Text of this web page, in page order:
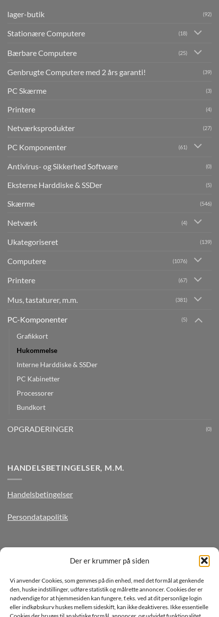
Der er krummer på siden
Vi anvender Cookies, som gemmes på din enhed, med det formål at genkende
den, huske indstillinger, udføre statistik og målrette annoncer. Cookies der er
nødvendige for at hjemmesiden kan fungere, f.eks. ved at dit personlige login
eller indkøbskurv huskes mellem sideskift, kan ikke deaktiveres. Ikke essentielle
lager-butik (92)
Stationære Computere (18)
Bærbare Computere (25)
Genbrugte Computere med 2 års garanti! (39)
PC Skærme (3)
Printere (4)
Netværksprodukter (27)
PC Komponenter (61)
Antivirus- og Sikkerhed Software (0)
Eksterne Harddiske & SSDer (5)
Skærme (546)
Netværk (4)
Ukategoriseret (139)
Computere (1076)
Printere (67)
Mus, tastaturer, m.m. (381)
PC-Komponenter (5)
Grafikkort
Hukommelse
Interne Harddiske & SSDer
PC Kabinetter
Processorer
Bundkort
OPGRADERINGER (0)
HANDELSBETINGELSER, M.M.
Handelsbetingelser
Persondatapolitik